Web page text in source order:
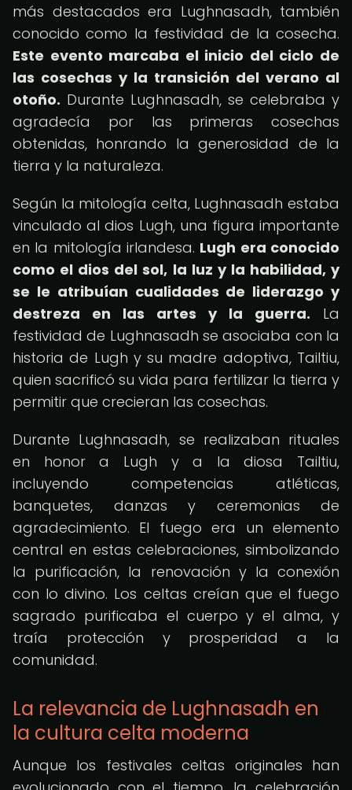
más destacados era Lughnasadh, también
conocido como la festividad de la cosecha.
Este evento marcaba el inicio del ciclo de
las cosechas y la transición del verano al
otoño. Durante Lughnasadh, se celebraba y
agradecía por las primeras cosechas
obtenidas, honrando la generosidad de la
tierra y la naturaleza.
Según la mitología celta, Lughnasadh estaba
vinculado al dios Lugh, una figura importante
en la mitología irlandesa. Lugh era conocido
como el dios del sol, la luz y la habilidad, y
se le atribuían cualidades de liderazgo y
destreza en las artes y la guerra. La
festividad de Lughnasadh se asociaba con la
historia de Lugh y su madre adoptiva, Tailtiu,
quien sacrificó su vida para fertilizar la tierra y
permitir que crecieran las cosechas.
Durante Lughnasadh, se realizaban rituales
en honor a Lugh y a la diosa Tailtiu,
incluyendo competencias atléticas,
banquetes, danzas y ceremonias de
agradecimiento. El fuego era un elemento
central en estas celebraciones, simbolizando
la purificación, la renovación y la conexión
con lo divino. Los celtas creían que el fuego
sagrado purificaba el cuerpo y el alma, y
traía protección y prosperidad a la
comunidad.
La relevancia de Lughnasadh en
la cultura celta moderna
Aunque los festivales celtas originales han